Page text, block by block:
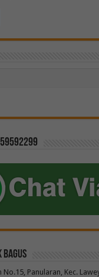
Bagus
No.15, Panularan, Kec.